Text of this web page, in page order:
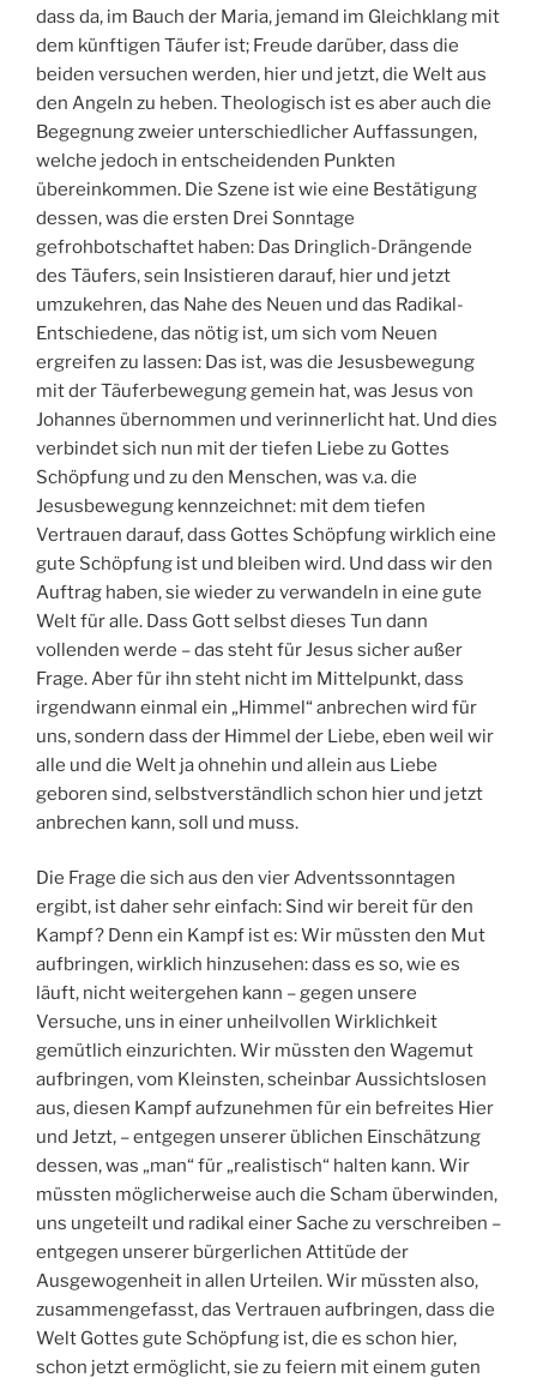
dass da, im Bauch der Maria, jemand im Gleichklang mit
dem künftigen Täufer ist; Freude darüber, dass die
beiden versuchen werden, hier und jetzt, die Welt aus
den Angeln zu heben. Theologisch ist es aber auch die
Begegnung zweier unterschiedlicher Auffassungen,
welche jedoch in entscheidenden Punkten
übereinkommen. Die Szene ist wie eine Bestätigung
dessen, was die ersten Drei Sonntage
gefrohbotschaftet haben: Das Dringlich-Drängende
des Täufers, sein Insistieren darauf, hier und jetzt
umzukehren, das Nahe des Neuen und das Radikal-
Entschiedene, das nötig ist, um sich vom Neuen
ergreifen zu lassen: Das ist, was die Jesusbewegung
mit der Täuferbewegung gemein hat, was Jesus von
Johannes übernommen und verinnerlicht hat. Und dies
verbindet sich nun mit der tiefen Liebe zu Gottes
Schöpfung und zu den Menschen, was v.a. die
Jesusbewegung kennzeichnet: mit dem tiefen
Vertrauen darauf, dass Gottes Schöpfung wirklich eine
gute Schöpfung ist und bleiben wird. Und dass wir den
Auftrag haben, sie wieder zu verwandeln in eine gute
Welt für alle. Dass Gott selbst dieses Tun dann
vollenden werde – das steht für Jesus sicher außer
Frage. Aber für ihn steht nicht im Mittelpunkt, dass
irgendwann einmal ein „Himmel“ anbrechen wird für
uns, sondern dass der Himmel der Liebe, eben weil wir
alle und die Welt ja ohnehin und allein aus Liebe
geboren sind, selbstverständlich schon hier und jetzt
anbrechen kann, soll und muss.
Die Frage die sich aus den vier Adventssonntagen
ergibt, ist daher sehr einfach: Sind wir bereit für den
Kampf? Denn ein Kampf ist es: Wir müssten den Mut
aufbringen, wirklich hinzusehen: dass es so, wie es
läuft, nicht weitergehen kann – gegen unsere
Versuche, uns in einer unheilvollen Wirklichkeit
gemütlich einzurichten. Wir müssten den Wagemut
aufbringen, vom Kleinsten, scheinbar Aussichtslosen
aus, diesen Kampf aufzunehmen für ein befreites Hier
und Jetzt, – entgegen unserer üblichen Einschätzung
dessen, was „man“ für „realistisch“ halten kann. Wir
müssten möglicherweise auch die Scham überwinden,
uns ungeteilt und radikal einer Sache zu verschreiben –
entgegen unserer bürgerlichen Attitüde der
Ausgewogenheit in allen Urteilen. Wir müssten also,
zusammengefasst, das Vertrauen aufbringen, dass die
Welt Gottes gute Schöpfung ist, die es schon hier,
schon jetzt ermöglicht, sie zu feiern mit einem guten